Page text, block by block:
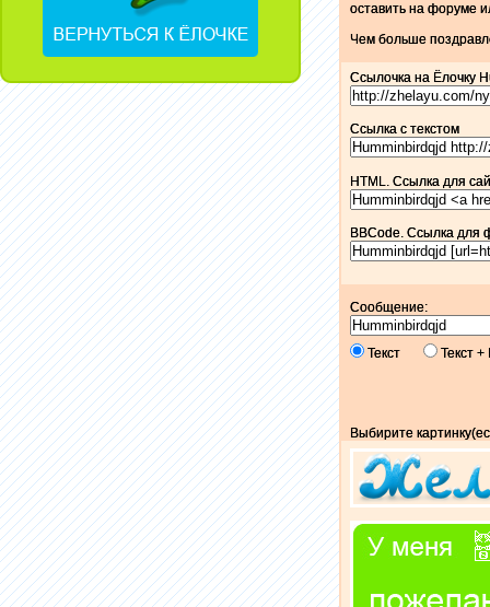
оставить на форуме
Чем больше
Ссылочка на Ёлочку
Ссылка c текстом
HTML. Ссылка для
BBCode. Ссылка для
Сообщение:
Текст Текст
Выбирите